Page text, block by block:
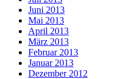
Juni 2013
Mai 2013
April 2013
März 2013
Februar 2013
Januar 2013
Dezember 2012